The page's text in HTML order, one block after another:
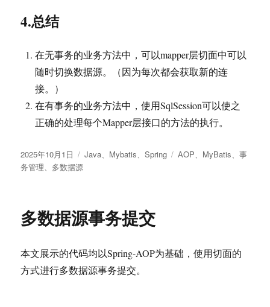
4.总结
在无事务的业务方法中，可以mapper层切面中可以
随时切换数据源。（因为每次都会获取新的连
接。）
在有事务的业务方法中，使用SqlSession可以使之
正确的处理每个Mapper层接口的方法的执行。
发
布
2025年10月1日
分
Java、 Mybatis、Spring
标
AOP、 MyBatis、事
务管理、 多数据源
多数据源事务提交
本文展示的代码均以Spring-AOP为基础，使用切面的
方式进行多数据源事务提交。